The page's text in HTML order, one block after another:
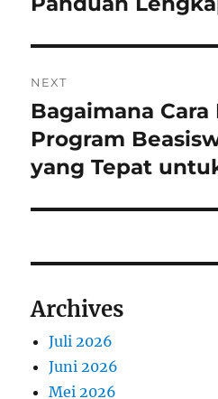
NEXT
Next
post:
Bagaimana
Program
yang Tepat
Archives
Juli 2026
Juni 2026
Mei 2026